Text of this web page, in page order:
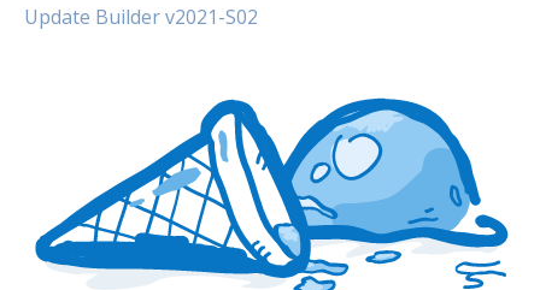
Update Builder v2021-S02